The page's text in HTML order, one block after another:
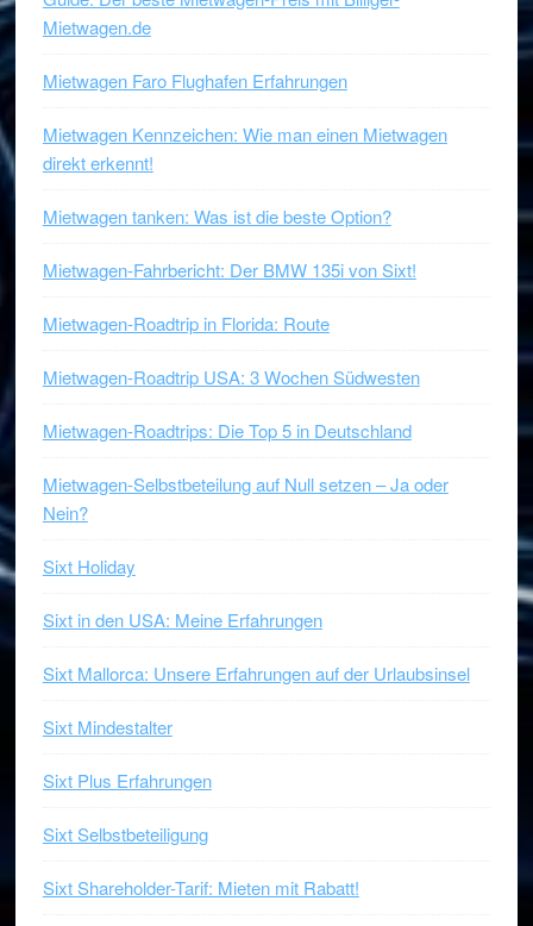
Mietwagen.de
Mietwagen Faro Flughafen Erfahrungen
Mietwagen Kennzeichen: Wie man einen Mietwagen
direkt erkennt!
Mietwagen tanken: Was ist die beste Option?
Mietwagen-Fahrbericht: Der BMW 135i von Sixt!
Mietwagen-Roadtrip in Florida: Route
Mietwagen-Roadtrip USA: 3 Wochen Südwesten
Mietwagen-Roadtrips: Die Top 5 in Deutschland
Mietwagen-Selbstbeteilung auf Null setzen – Ja oder
Nein?
Sixt Holiday
Sixt in den USA: Meine Erfahrungen
Sixt Mallorca: Unsere Erfahrungen auf der Urlaubsinsel
Sixt Mindestalter
Sixt Plus Erfahrungen
Sixt Selbstbeteiligung
Sixt Shareholder-Tarif: Mieten mit Rabatt!